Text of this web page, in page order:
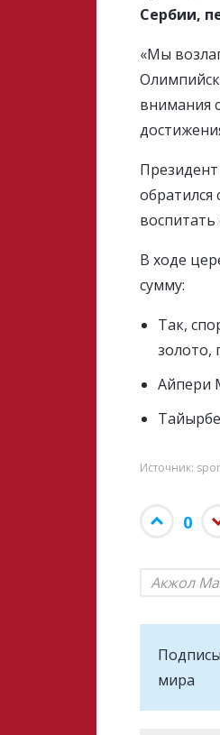
Сербии,
«Мы
внимания
В ходе
сумму:
Так,
золото,
Айпери
Источник:
0
Акжол
мира